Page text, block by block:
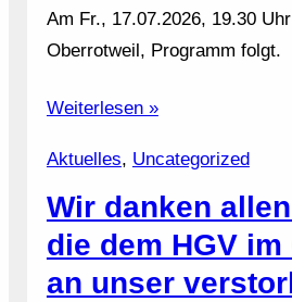
Am Fr., 17.07.2026, 19.30
Oberrotweil, Programm folgt.
Weiterlesen »
Aktuelles, Uncategorized
Wir danken
die dem HGV im
an unser